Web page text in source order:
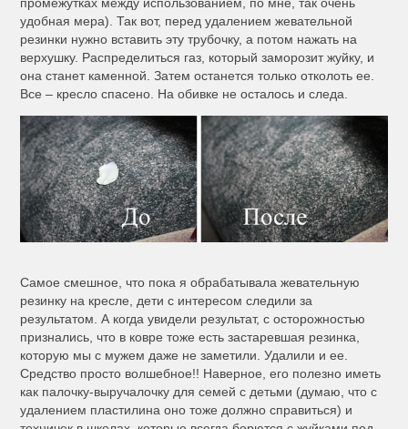
удобная мера). Так вот, перед удалением жевательной
резинки нужно вставить эту трубочку, а потом нажать на
верхушку. Распределиться газ, который заморозит жуйку, и
она станет каменной. Затем останется только отколоть ее.
Все – кресло спасено. На обивке не осталось и следа.
Самое смешное, что пока я обрабатывала жевательную
резинку на кресле, дети с интересом следили за
результатом. А когда увидели результат, с осторожностью
признались, что в ковре тоже есть застаревшая резинка,
которую мы с мужем даже не заметили. Удалили и ее.
Средство просто волшебное!! Наверное, его полезно иметь
как палочку-выручалочку для семей с детьми (думаю, что с
удалением пластилина оно тоже должно справиться) и